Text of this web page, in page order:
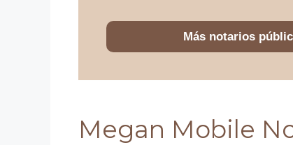
Más notarios
Megan Mobile